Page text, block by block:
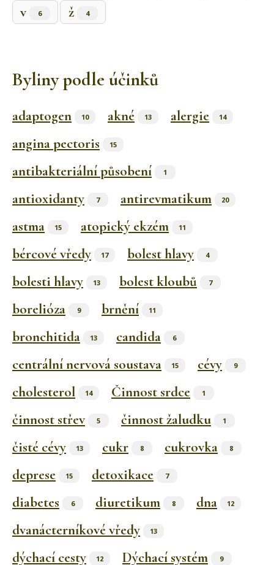
v 6 ž 4
Byliny podle účinků
adaptogen 10 akné 13 alergie 14
angina pectoris 15
antibakteriální působení 1
antioxidanty 7 antirevmatikum 20
astma 15 atopický ekzém 11
bércové vředy 17 bolest hlavy 4
bolesti hlavy 13 bolest kloubů 7
borelióza 9 brnění 11
bronchitida 13 candida 6
centrální nervová soustava 15 cévy 9
cholesterol 14 Činnost srdce 1
činnost střev 5 činnost žaludku 1
čisté cévy 13 cukr 8 cukrovka 8
deprese 15 detoxikace 7
diabetes 6 diuretikum 8 dna 12
dvanácterníkové vředy 13
dýchací cesty 12 Dýchací systém 9